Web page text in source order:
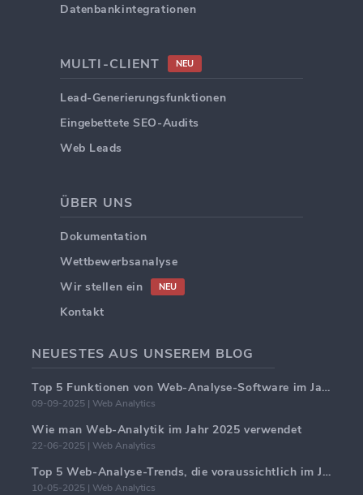
Datenbankintegrationen
MULTI-CLIENT NEU
Lead-Generierungsfunktionen
Eingebettete SEO-Audits
Web Leads
ÜBER UNS
Dokumentation
Wettbewerbsanalyse
Wir stellen ein
NEU
Kontakt
NEUESTES AUS UNSEREM BLOG
Top 5 Funktionen von Web-Analyse-Software im Jahr 2025
09-09-2025 | Web Analytics
Wie man Web-Analytik im Jahr 2025 verwendet
22-06-2025 | Web Analytics
Top 5 Web-Analyse-Trends, die voraussichtlich im Jahr 2025 dominieren werden
10-05-2025 | Web Analytics